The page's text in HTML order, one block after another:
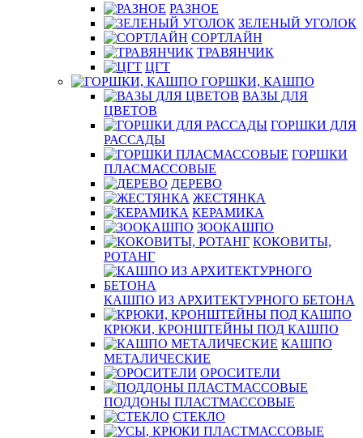
РАЗНОЕ
ЗЕЛЕНЫЙ УГОЛОК
СОРТЛАЙН
ТРАВЯНЧИК
ЦГТ
ГОРШКИ, КАШПО
ВАЗЫ ДЛЯ
ЦВЕТОВ
ГОРШКИ ДЛЯ
РАССАДЫ
ГОРШКИ
ПЛАСМАССОВЫЕ
ДЕРЕВО
ЖЕСТЯНКА
КЕРАМИКА
ЗООКАШПО
КОКОВИТЫ,
РОТАНГ
КАШПО ИЗ АРХИТЕКТУРНОГО БЕТОНА
КРЮКИ, КРОНШТЕЙНЫ ПОД КАШПО
КАШПО
МЕТАЛИЧЕСКИЕ
ОРОСИТЕЛИ
ПОДДОНЫ ПЛАСТМАССОВЫЕ
СТЕКЛО